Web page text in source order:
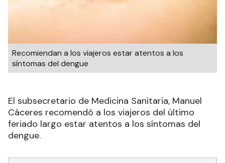
Recomiendan a los viajeros estar atentos a los
síntomas del dengue
El subsecretario de Medicina Sanitaria, Manuel
Cáceres recomendó a los viajeros del último
feriado largo estar atentos a los síntomas del
dengue.